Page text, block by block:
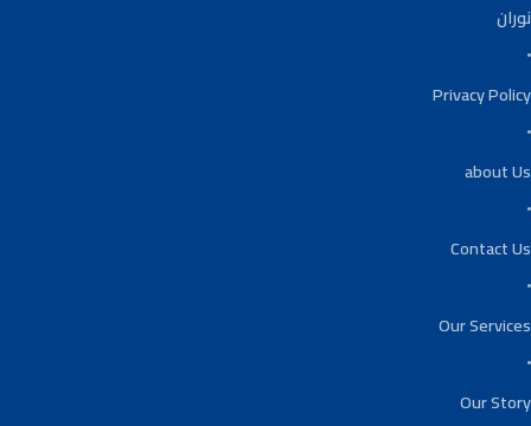
نوران
Privacy Policy
about Us
Contact Us
Our Services
Our Story